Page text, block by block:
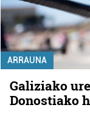
ARRAUNA
Galiziako
Donostiako